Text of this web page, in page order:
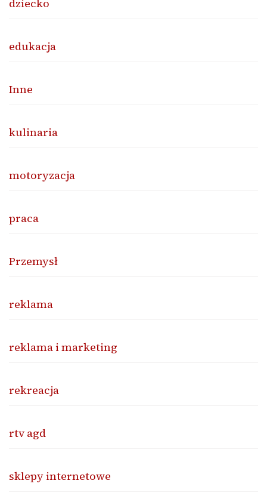
dziecko
edukacja
Inne
kulinaria
motoryzacja
praca
Przemysł
reklama
reklama i marketing
rekreacja
rtv agd
sklepy internetowe